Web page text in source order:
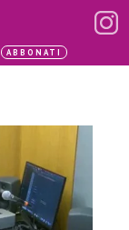
ABBONATI